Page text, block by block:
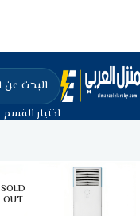
اختيار القسم
SOLD
OUT